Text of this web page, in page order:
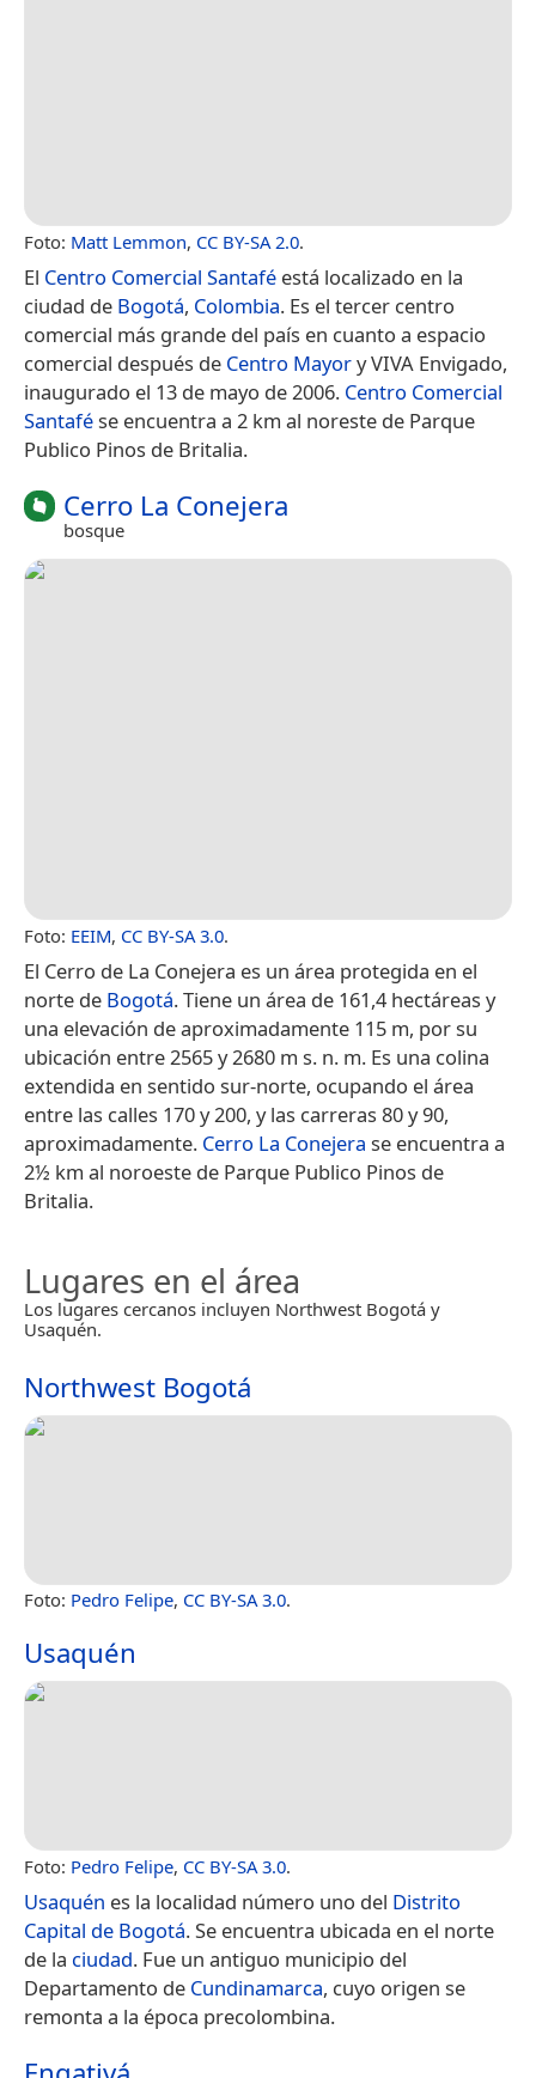
Foto: Matt Lemmon, CC BY-SA 2.0.
El Centro Comercial Santafé está localizado en la
ciudad de Bogotá, Colombia. Es el tercer centro
comercial más grande del país en cuanto a espacio
comercial después de Centro Mayory VIVA Envigado,
inaugurado el 13 de mayo de 2006. Centro Comercial
Santafése encuentra a 2 km al noreste de Parque
Publico Pinos de Britalia.
Cerro La Conejera
bosque
Foto: EEIM, CC BY-SA 3.0.
El Cerro de La Conejera es un área protegida en el
norte de Bogotá. Tiene un área de 161,4 hectáreas y
una elevación de aproximadamente 115 m, por su
ubicación entre 2565 y 2680 m s. n. m.​ Es una colina
extendida en sentido sur-norte, ocupando el área
entre las calles 170 y 200, y las carreras 80 y 90,
aproximadamente. Cerro La Conejera se encuentra a
2½ km al noroeste de Parque Publico Pinos de
Britalia.
Lugares en el área
Los lugares cercanos incluyen Northwest Bogotá y
Usaquén.
Northwest Bogotá
Foto: Pedro Felipe, CC BY-SA 3.0.
Usaquén
Foto: Pedro Felipe, CC BY-SA 3.0.
Usaquén es la localidad número uno del Distrito
Capital de Bogotá. Se encuentra ubicada en el norte
de la ciudad. Fue un antiguo municipio del
Departamento de Cundinamarca, cuyo origen se
remonta a la época precolombina.